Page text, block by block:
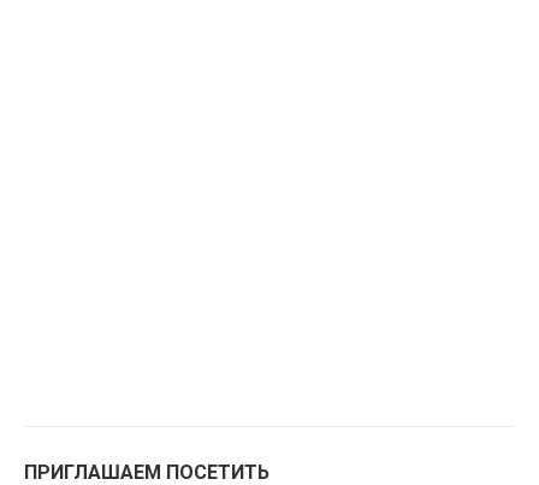
ПРИГЛАШАЕМ ПОСЕТИТЬ